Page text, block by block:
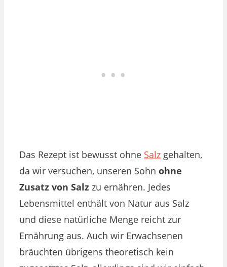
Das Rezept ist bewusst ohne Salz gehalten,
da wir versuchen, unseren Sohn ohne
Zusatz von Salz zu ernähren. Jedes
Lebensmittel enthält von Natur aus Salz
und diese natürliche Menge reicht zur
Ernährung aus. Auch wir Erwachsenen
bräuchten übrigens theoretisch kein